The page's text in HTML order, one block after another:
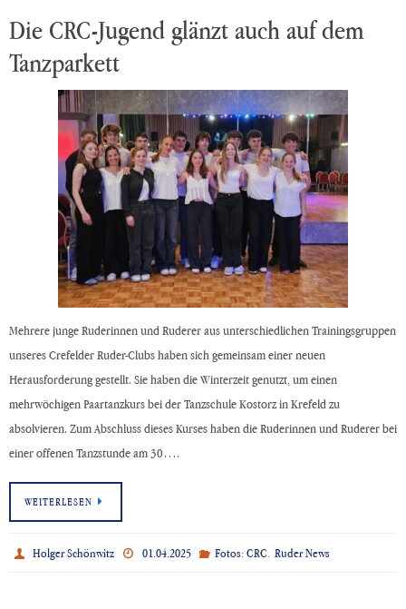
Die CRC-Jugend glänzt auch auf dem
Tanzparkett
Mehrere junge Ruderinnen und Ruderer aus unterschiedlichen Trainingsgruppen
unseres Crefelder Ruder-Clubs haben sich gemeinsam einer neuen
Herausforderung gestellt. Sie haben die Winterzeit genutzt, um einen
mehrwöchigen Paartanzkurs bei der Tanzschule Kostorz in Krefeld zu
absolvieren. Zum Abschluss dieses Kurses haben die Ruderinnen und Ruderer bei
einer offenen Tanzstunde am 30….
WEITERLESEN
Holger Schönwitz 01.04.2025 Fotos: CRC, Ruder News